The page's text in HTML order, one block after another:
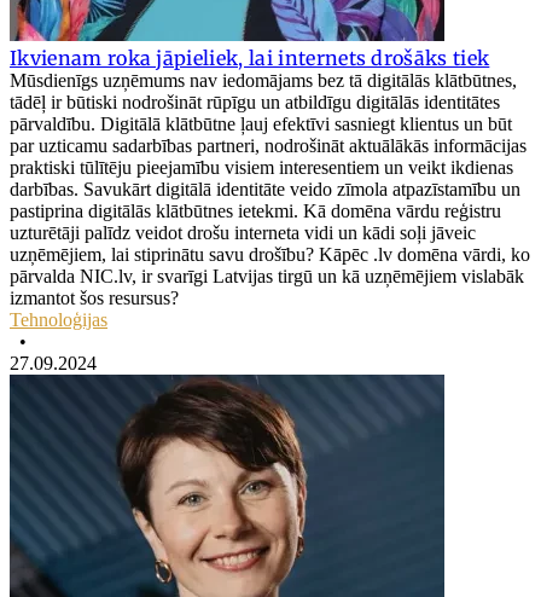
Ikvienam roka jāpieliek, lai internets drošāks tiek
Mūsdienīgs uzņēmums nav iedomājams bez tā digitālās klātbūtnes,
tādēļ ir būtiski nodrošināt rūpīgu un atbildīgu digitālās identitātes
pārvaldību. Digitālā klātbūtne ļauj efektīvi sasniegt klientus un būt
par uzticamu sadarbības partneri, nodrošināt aktuālākās informācijas
praktiski tūlītēju pieejamību visiem interesentiem un veikt ikdienas
darbības. Savukārt digitālā identitāte veido zīmola atpazīstamību un
pastiprina digitālās klātbūtnes ietekmi. Kā domēna vārdu reģistru
uzturētāji palīdz veidot drošu interneta vidi un kādi soļi jāveic
uzņēmējiem, lai stiprinātu savu drošību? Kāpēc .lv domēna vārdi, ko
pārvalda NIC.lv, ir svarīgi Latvijas tirgū un kā uzņēmējiem vislabāk
izmantot šos resursus?
Tehnoloģijas
•
27.09.2024